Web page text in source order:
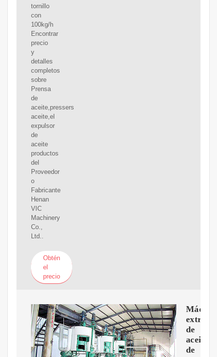
tornillo
con
100kg/h
Encontrar
precio
y
detalles
completos
sobre
Prensa
de
aceite,pressers
aceite,el
expulsor
de
aceite
productos
del
Proveedor
o
Fabricante
Henan
VIC
Machinery
Co.,
Ltd..
Obtén
el
precio
de
aceite
de